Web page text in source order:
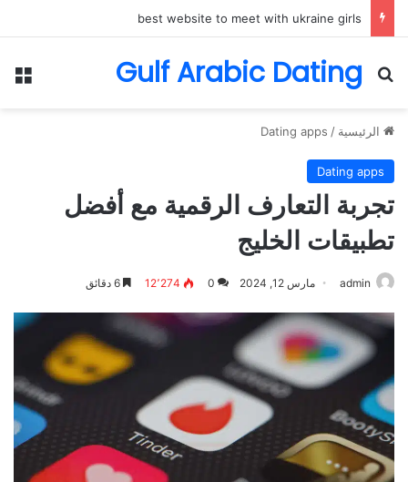
تعرف على أفضل المواقع للتعارف مع الفتيات الأوكرانيات
Gulf Arabic Dating
بحث عن
الرئيسية /
Dating apps
Dating apps
تجربة التعارف الرقمية مع أفضل
تطبيقات الخليج
admin مارس 12, 2024 0 12٬274